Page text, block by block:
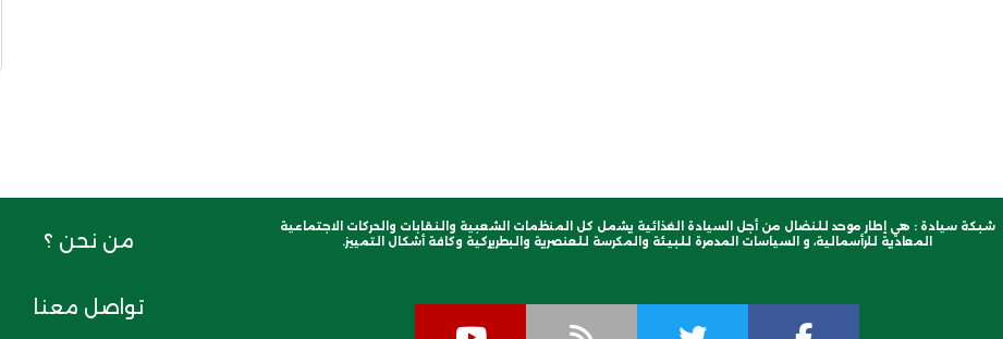
شبكة سيادة : هي إطار موحد للنضال من أجل السيادة الغذائية يشمل كل المنظمات الشعبية والنقابات والحركات الاجتماعية
المعادية للرأسمالية، و السياسات المدمرة للبيئة والمكرسة للعنصرية والبطريركية وكافة أشكال التمييز.
من نحن ؟
تواصل معنا